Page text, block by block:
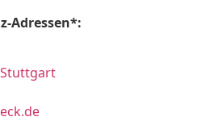
Adressen*: